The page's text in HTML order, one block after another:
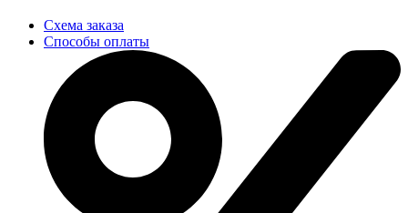
Схема заказа
Способы оплаты